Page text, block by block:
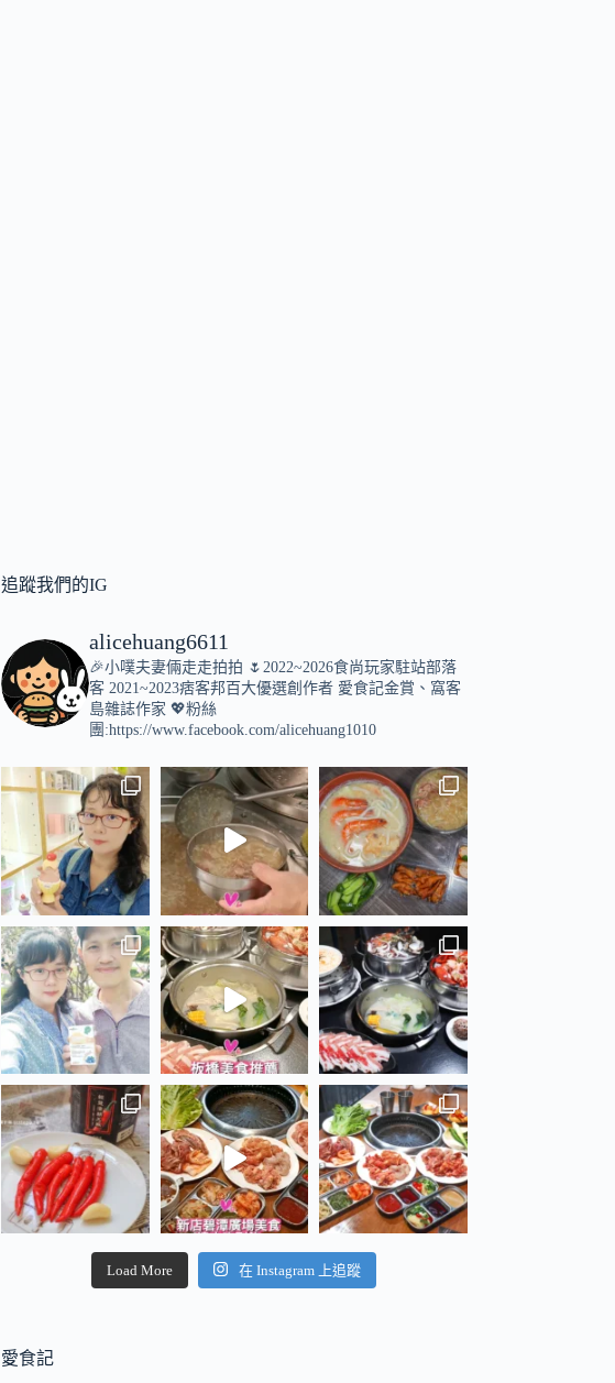
追蹤我們的IG
alicehuang6611
🎉小噗夫妻倆走走拍拍 🌷2022~2026食尚玩家駐站部落
客 2021~2023痞客邦百大優選創作者 愛食記金賞、窩客
島雜誌作家 💖粉絲
團:https://www.facebook.com/alicehuang1010
Load More 在 Instagram 上追蹤
愛食記